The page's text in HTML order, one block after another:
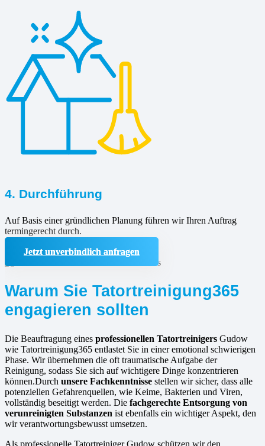
4. Durchführung
Auf Basis einer gründlichen Planung führen wir Ihren Auftrag
termingerecht durch.
Jetzt unverbindlich anfragen
Warum Sie Tatortreinigung365
engagieren sollten
Die Beauftragung eines professionellen Tatortreinigers Gudow
wie Tatortreinigung365 entlastet Sie in einer emotional schwierigen
Phase. Wir übernehmen die oft traumatische Aufgabe der
Reinigung, sodass Sie sich auf wichtigere Dinge konzentrieren
können.Durch unsere Fachkenntnisse stellen wir sicher, dass alle
potenziellen Gefahrenquellen, wie Keime, Bakterien und Viren,
vollständig beseitigt werden. Die fachgerechte Entsorgung von
verunreinigten Substanzen ist ebenfalls ein wichtiger Aspekt, den
wir verantwortungsbewusst umsetzen.
Als professionelle Tatortreiniger Gudow schützen wir den